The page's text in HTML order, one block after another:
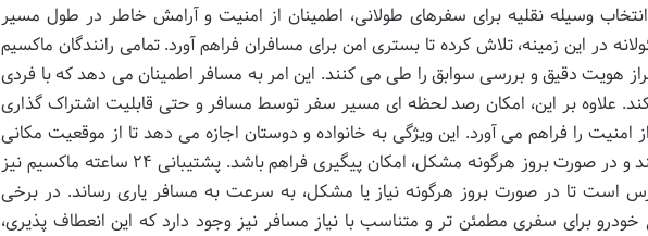
وسیله نقلیه برای سفرهای طولانی، اطمینان از امنیت و آرامش خاطر در طول مسیر
در این زمینه، تلاش کرده تا بستری امن برای مسافران فراهم آورد. تمامی رانندگان ماکسیم
هویت دقیق و بررسی سوابق را طی می کنند. این امر به مسافر اطمینان می دهد که با فردی
علاوه بر این، امکان رصد لحظه ای مسیر سفر توسط مسافر و حتی قابلیت اشتراک گذاری
امنیت را فراهم می آورد. این ویژگی به خانواده و دوستان اجازه می دهد تا از موقعیت مکانی
خودرو در هر لحظه مطلع باشند و در صورت بروز هرگونه مشکل، امکان پیگیری فراهم باشد. پشتیبانی ۲۴ ساعته ماکسیم نیز
است تا در صورت بروز هرگونه نیاز یا مشکل، به سرعت به مسافر یاری رساند. در برخی
برای سفری مطمئن تر و متناسب با نیاز مسافر نیز وجود دارد که این انعطاف پذیری،